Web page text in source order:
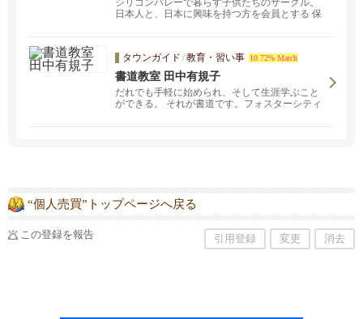
シリコンバレーで暮らす子供たちのサークル。
日本人と、日本に興味を持つ方を会員とする 保
タウンガイド /教育・習い事 10.72% Match
書道教室 田中有規子
だれでも手軽に始められ、そして生涯学ぶこと
ができる。 それが書道です。フォスターシティ
“個人売買”トップページへ戻る
この登録を報告 引用登録 変更 消去